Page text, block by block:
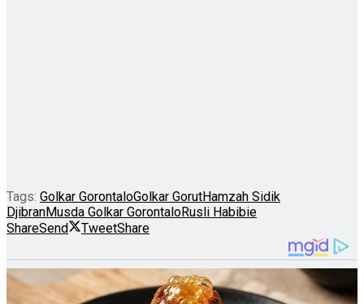
Tags: Golkar GorontaloGolkar GorutHamzah Sidik
DjibranMusda Golkar GorontaloRusli Habibie
ShareSend TweetShare